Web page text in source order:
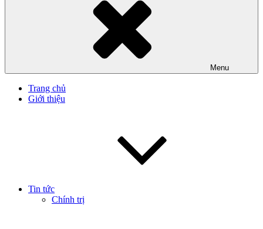
Menu
Trang chủ
Giới thiệu
Tin tức
Chính trị